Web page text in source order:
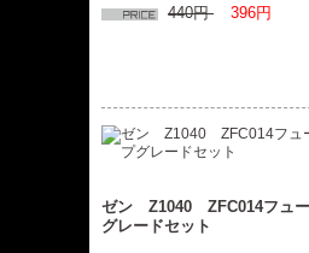
440円 396円
ゼン Z1040 ZFC014フュー
グレードセット